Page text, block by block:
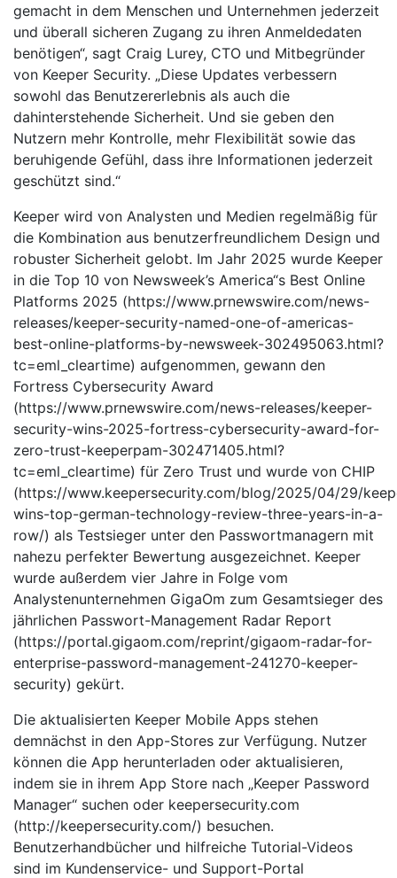
gemacht in dem Menschen und Unternehmen jederzeit
und überall sicheren Zugang zu ihren Anmeldedaten
benötigen“, sagt Craig Lurey, CTO und Mitbegründer
von Keeper Security. „Diese Updates verbessern
sowohl das Benutzererlebnis als auch die
dahinterstehende Sicherheit. Und sie geben den
Nutzern mehr Kontrolle, mehr Flexibilität sowie das
beruhigende Gefühl, dass ihre Informationen jederzeit
geschützt sind.“
Keeper wird von Analysten und Medien regelmäßig für
die Kombination aus benutzerfreundlichem Design und
robuster Sicherheit gelobt. Im Jahr 2025 wurde Keeper
in die Top 10 von Newsweek’s America“s Best Online
Platforms 2025 (https://www.prnewswire.com/news-
releases/keeper-security-named-one-of-americas-
best-online-platforms-by-newsweek-302495063.html?
tc=eml_cleartime) aufgenommen, gewann den
Fortress Cybersecurity Award
(https://www.prnewswire.com/news-releases/keeper-
security-wins-2025-fortress-cybersecurity-award-for-
zero-trust-keeperpam-302471405.html?
tc=eml_cleartime) für Zero Trust und wurde von CHIP
(https://www.keepersecurity.com/blog/2025/04/29/
wins-top-german-technology-review-three-years-in-a-
row/) als Testsieger unter den Passwortmanagern mit
nahezu perfekter Bewertung ausgezeichnet. Keeper
wurde außerdem vier Jahre in Folge vom
Analystenunternehmen GigaOm zum Gesamtsieger des
jährlichen Passwort-Management Radar Report
(https://portal.gigaom.com/reprint/gigaom-radar-for-
enterprise-password-management-241270-keeper-
security) gekürt.
Die aktualisierten Keeper Mobile Apps stehen
demnächst in den App-Stores zur Verfügung. Nutzer
können die App herunterladen oder aktualisieren,
indem sie in ihrem App Store nach „Keeper Password
Manager“ suchen oder keepersecurity.com
(http://keepersecurity.com/) besuchen.
Benutzerhandbücher und hilfreiche Tutorial-Videos
sind im Kundenservice- und Support-Portal